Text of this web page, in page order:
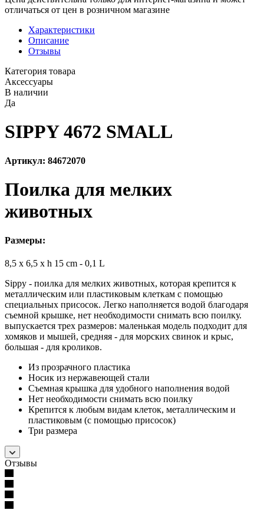
отличаться от цен в розничном магазине
Характеристики
Описание
Отзывы
Категория товара
Аксессуары
В наличии
Да
SIPPY 4672 SMALL
Артикул: 84672070
Поилка для мелких
животных
Размеры:
8,5 x 6,5 x h 15 cm - 0,1 L
Sippy - поилка для мелких животных, которая крепится к
металлическим или пластиковым клеткам с помощью
специальных присосок. Легко наполняется водой благодаря
съемной крышке, нет необходимости снимать всю поилку.
выпускается трех размеров: маленькая модель подходит для
хомяков и мышей, средняя - для морских свинок и крыс,
большая - для кроликов.
Из прозрачного пластика
Носик из нержавеющей стали
Съемная крышка для удобного наполнения водой
Нет необходимости снимать всю поилку
Крепится к любым видам клеток, металлическим и
пластиковым (с помощью присосок)
Три размера
Отзывы